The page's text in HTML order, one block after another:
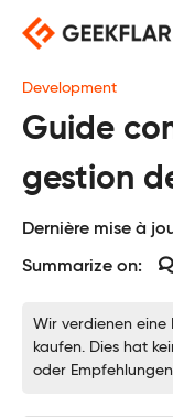
Skip
content
Development
Guide
gestion
Dernière mise à
Summarize on:
Wir verdienen eine
kaufen. Dies hat
oder